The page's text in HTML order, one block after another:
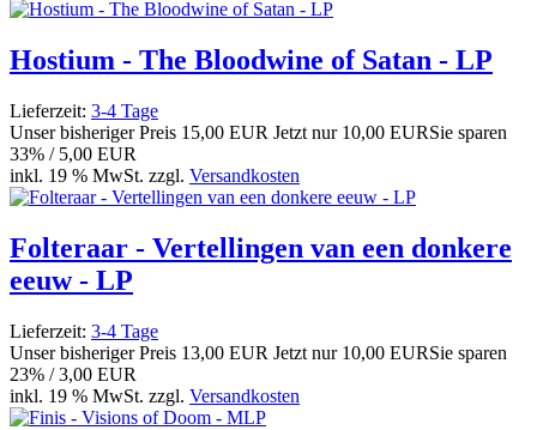
Hostium - The Bloodwine of Satan - LP
Lieferzeit: 3-4 Tage
Unser bisheriger Preis 15,00 EUR Jetzt nur 10,00 EURSie sparen
33% / 5,00 EUR
inkl. 19 % MwSt. zzgl. Versandkosten
Folteraar - Vertellingen van een donkere
eeuw - LP
Lieferzeit: 3-4 Tage
Unser bisheriger Preis 13,00 EUR Jetzt nur 10,00 EURSie sparen
23% / 3,00 EUR
inkl. 19 % MwSt. zzgl. Versandkosten